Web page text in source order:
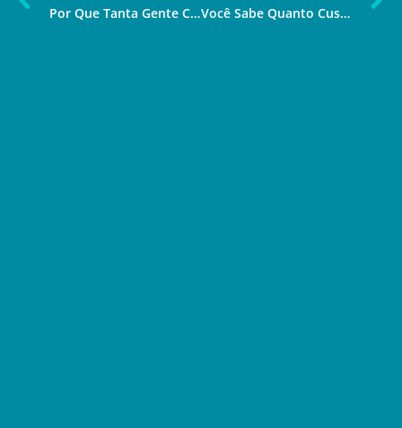
Por Que Tanta Gente Começou A Praticar Beach Tennis? Você Sabe Quanto Custa O Remédio Mais Caro Do Mundo?